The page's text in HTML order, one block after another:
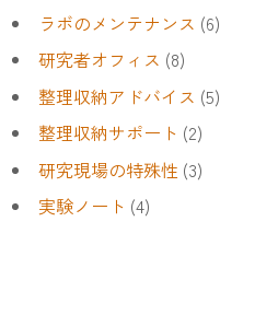
ラボのメンテナンス (6)
研究者オフィス (8)
整理収納アドバイス (5)
整理収納サポート (2)
研究現場の特殊性 (3)
実験ノート (4)